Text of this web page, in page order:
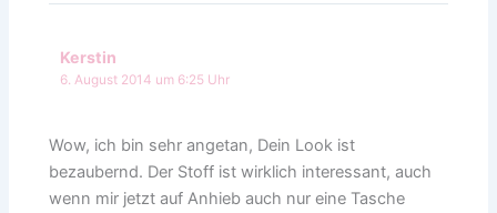
Kerstin
6. August 2014 um 6:25 Uhr
Wow, ich bin sehr angetan, Dein Look ist
bezaubernd. Der Stoff ist wirklich interessant, auch
wenn mir jetzt auf Anhieb auch nur eine Tasche